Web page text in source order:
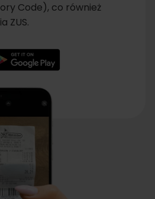
Code), co również
ZUS.